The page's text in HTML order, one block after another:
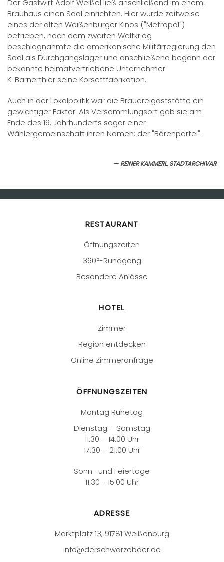
Der Gastwirt Adolf Weißel ließ anschließend im ehem.
Brauhaus einen Saal einrichten. Hier wurde zeitweise
eines der alten Weißenburger Kinos ("Metropol")
betrieben, nach dem zweiten Weltkrieg
beschlagnahmte die amerikanische Militärregierung den
Saal als Durchgangslager und anschließend begann der
bekannte heimatvertriebene Unternehmer
K. Barnerthier seine Korsettfabrikation.
Auch in der Lokalpolitik war die Brauereigaststätte ein
gewichtiger Faktor. Als Versammlungsort gab sie am
Ende des 19. Jahrhunderts sogar einer
Wählergemeinschaft ihren Namen: der "Bärenpartei".
REINER KAMMERL, STADTARCHIVAR
RESTAURANT
Öffnungszeiten
360°-Rundgang
Besondere Anlässe
HOTEL
Zimmer
Region entdecken
Online Zimmeranfrage
ÖFFNUNGSZEITEN
Montag Ruhetag
Dienstag – Samstag
11:30 – 14:00 Uhr
17:30 – 21:00 Uhr
Sonn- und Feiertage
11.30 - 15.00 Uhr
ADRESSE
Marktplatz 13, 91781 Weißenburg
info@derschwarzebaer.de